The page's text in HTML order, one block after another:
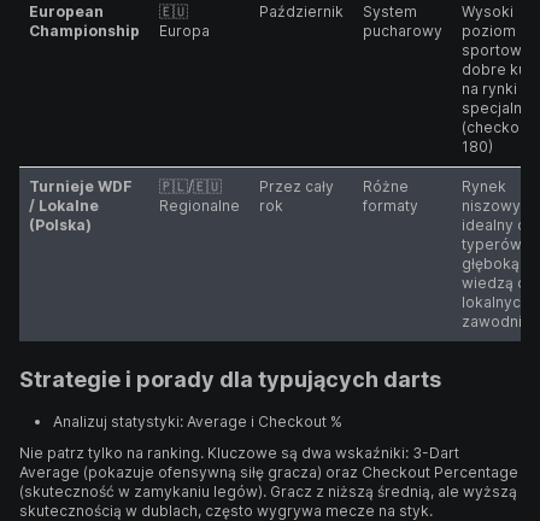
European
Championship
🇪🇺
Europa
Październik
System
pucharowy
Wysoki
poziom
sportowy,
dobre
na rynki
specjalne
180)
Turnieje WDF
/ Lokalne
(Polska)
🇵🇱/🇪🇺
Regionalne
Przez cały
rok
Różne
formaty
Rynek
niszowy,
idealny dla
typerów z
głęboką
wiedzą o
lokalnych
Strategie i porady dla typujących darts
Analizuj statystyki: Average i Checkout %
Nie patrz tylko na ranking. Kluczowe są dwa wskaźniki: 3-Dart
Average (pokazuje ofensywną siłę gracza) oraz Checkout Percentage
(skuteczność w zamykaniu legów). Gracz z niższą średnią, ale wyższą
skutecznością w dublach, często wygrywa mecze na styk.